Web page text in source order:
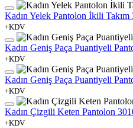
Kadın Yelek Pantolon İkili Takım
+KDV
Kadın Geniş Paça Puantiyeli
+KDV
Kadın Geniş Paça Puantiyeli
+KDV
Kadın Çizgili Keten Pantolon
+KDV